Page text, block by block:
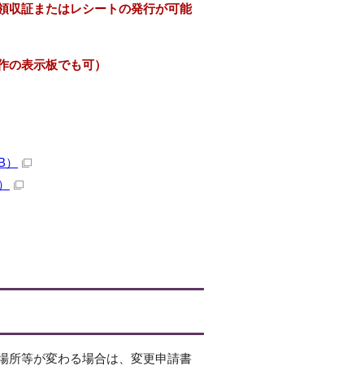
収証またはレシートの発行が可能
表示板でも可）
所等が変わる場合は、変更申請書